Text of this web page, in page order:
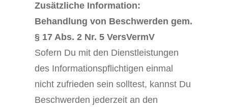
Zusätzliche Information:
Behandlung von Beschwerden gem.
§ 17 Abs. 2 Nr. 5 VersVermV
Sofern Du mit den Dienstleistungen
des Informationspflichtigen einmal
nicht zufrieden sein solltest, kannst Du
Beschwerden jederzeit an den